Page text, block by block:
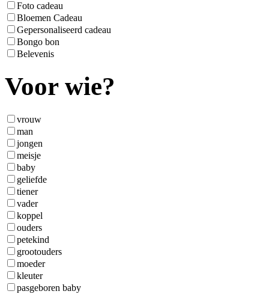
Foto cadeau
Bloemen Cadeau
Gepersonaliseerd cadeau
Bongo bon
Belevenis
Voor wie?
vrouw
man
jongen
meisje
baby
geliefde
tiener
vader
koppel
ouders
petekind
grootouders
moeder
kleuter
pasgeboren baby